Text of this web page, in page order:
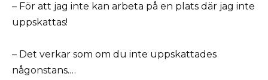
– För att jag inte kan arbeta på en plats där jag inte
uppskattas!
– Det verkar som om du inte uppskattades
någonstans.…